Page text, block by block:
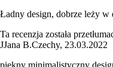
Ładny design, dobrze leży w
Ta recenzja została
JJana B.Czechy, 23.03.2022